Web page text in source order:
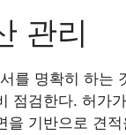
관리
를 명확히 하는
점검한다. 허가
기반으로 견